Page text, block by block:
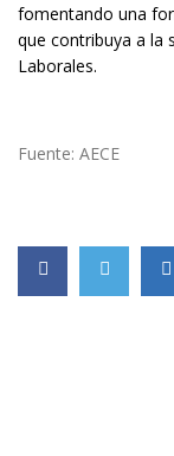
fomentando una
que contribuya a la
Laborales.
Fuente: AECE